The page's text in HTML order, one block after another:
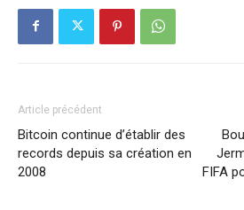
Article précédent
Bitcoin continue d’établir des
records depuis sa création en
2008
FIFA